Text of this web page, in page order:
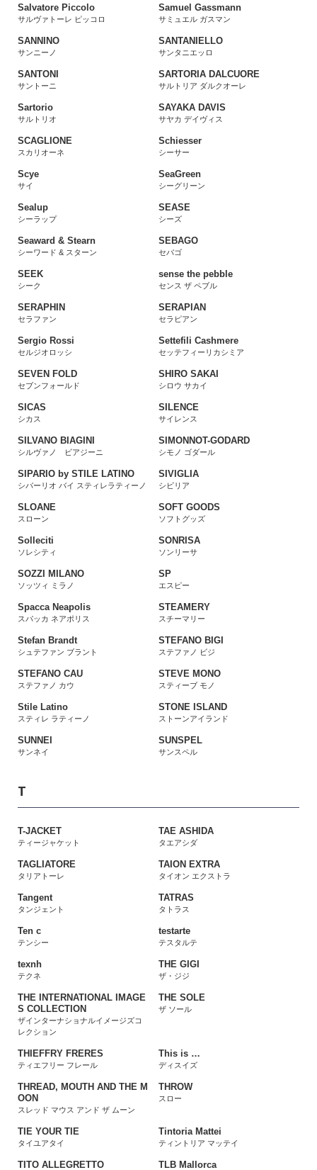
Salvatore Piccolo
サルヴァトーレ ピッコロ
Samuel Gassmann
サミュエル ガスマン
SANNINO
サンニーノ
SANTANIELLO
サンタニエッロ
SANTONI
サントーニ
SARTORIA DALCUORE
サルトリア ダルクオーレ
Sartorio
サルトリオ
SAYAKA DAVIS
サヤカ デイヴィス
SCAGLIONE
スカリオーネ
Schiesser
シーサー
Scye
サイ
SeaGreen
シーグリーン
Sealup
シーラップ
SEASE
シーズ
Seaward & Stearn
シーワード & スターン
SEBAGO
セバゴ
SEEK
シーク
sense the pebble
センス ザ ペブル
SERAPHIN
セラファン
SERAPIAN
セラピアン
Sergio Rossi
セルジオロッシ
Settefili Cashmere
セッテフィーリカシミア
SEVEN FOLD
セブンフォールド
SHIRO SAKAI
シロウ サカイ
SICAS
シカス
SILENCE
サイレンス
SILVANO BIAGINI
シルヴァノ ビアジーニ
SIMONNOT-GODARD
シモノ ゴダール
SIPARIO by STILE LATINO
シパーリオ バイ スティレラティーノ
SIVIGLIA
シビリア
SLOANE
スローン
SOFT GOODS
ソフトグッズ
Solleciti
ソレシティ
SONRISA
ソンリーサ
SOZZI MILANO
ソッツィ ミラノ
SP
エスピー
Spacca Neapolis
スパッカ ネアポリス
STEAMERY
スチーマリー
Stefan Brandt
シュテファン ブラント
STEFANO BIGI
ステファノ ビジ
STEFANO CAU
ステファノ カウ
STEVE MONO
スティーブ モノ
Stile Latino
スティレ ラティーノ
STONE ISLAND
ストーンアイランド
SUNNEI
サンネイ
SUNSPEL
サンスペル
T
T-JACKET
ティージャケット
TAE ASHIDA
タエアシダ
TAGLIATORE
タリアトーレ
TAION EXTRA
タイオン エクストラ
Tangent
タンジェント
TATRAS
タトラス
Ten c
テンシー
testarte
テスタルテ
texnh
テクネ
THE GIGI
ザ・ジジ
THE INTERNATIONAL IMAGE
S COLLECTION
ザインターナショナルイメージズコ
レクション
THE SOLE
ザ ソール
THIEFFRY FRERES
ティエフリー フレール
This is …
ディスイズ
THREAD, MOUTH AND THE M
OON
スレッド マウス アンド ザ ムーン
THROW
スロー
TIE YOUR TIE
タイユアタイ
Tintoria Mattei
ティントリア マッテイ
TITO ALLEGRETTO TLB Mallorca